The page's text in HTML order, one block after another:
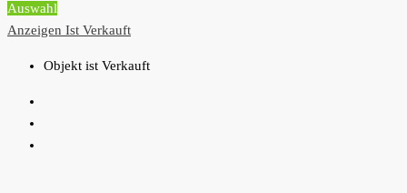
Auswahl
Anzeigen Ist Verkauft
Objekt ist Verkauft